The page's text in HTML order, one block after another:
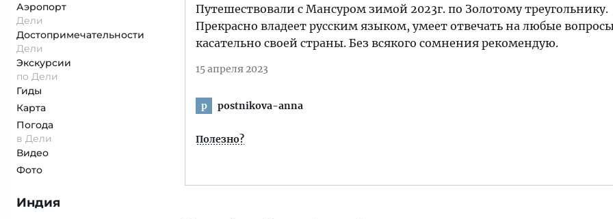
Аэропорт
Дели
Достопримеча­тельности
Дели
Экскурсии
по Дели
Гиды
Карта
Погода
в Дели
Видео
Фото
Индия
Путешествовали с Мансуром зимой 2023г. по Золотому треугольнику.
Прекрасно владеет русским языком, умеет отвечать на любые
касательно своей страны. Без всякого сомнения рекомендую.
15 апреля 2023
p postnikova-anna
Полезно?